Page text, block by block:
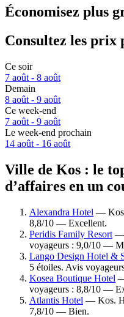
Économisez plus
Consultez les prix
Ce soir
7 août - 8 août
Demain
8 août - 9 août
Ce week-end
7 août - 9 août
Le week-end prochain
14 août - 16 août
Ville de Kos : le
d’affaires en un
Alexandra Hotel — Kos.
8,8/10 — Excellent.
Peridis Family Resort —
voyageurs : 9,0/10 —
Lango Design Hotel &
5 étoiles. Avis
Kosea Boutique Hotel
voyageurs : 8,8/10 —
Atlantis Hotel — Kos.
7,8/10 — Bien.